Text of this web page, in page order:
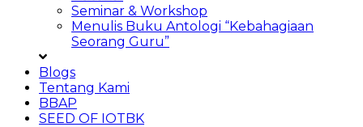
Seminar & Workshop
Menulis Buku Antologi “Kebahagiaan
Seorang Guru”
Blogs
Tentang Kami
BBAP
SEED OF IOTBK